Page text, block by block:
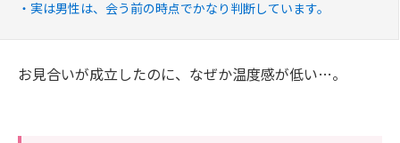
実は男性は、会う前の時点でかなり判断しています。
お見合いが成立したのに、なぜか温度感が低い…。